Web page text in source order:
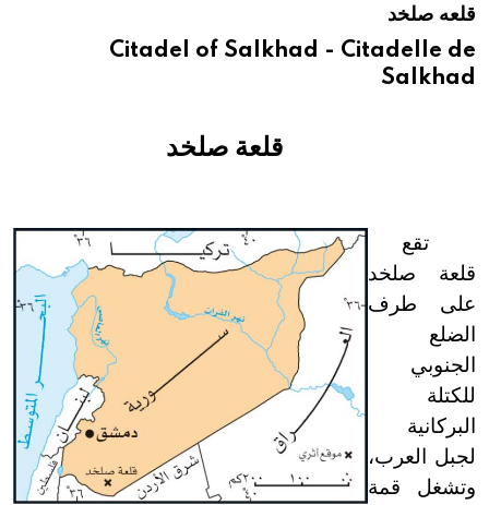
هيئة الموسوعة العربية تطلق موسوعات جديدة في عام 2026قلعه صلخد
Citadel of Salkhad - Citadelle de
Salkhad
قلعة صلخد
تقع
قلعة صلخد
على طرف
الضلع
الجنوبي
للكتلة
البركانية
لجبل العرب،
وتشغل قمة